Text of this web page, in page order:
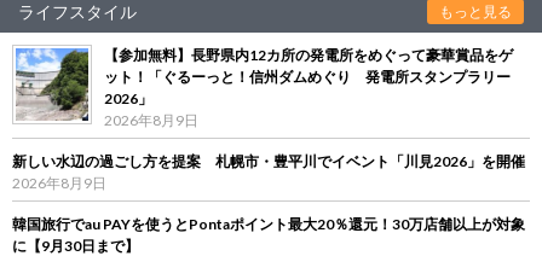
ライフスタイル もっと見る
【参加無料】長野県内12カ所の発電所をめぐって豪華賞品をゲ
ット！「ぐるーっと！信州ダムめぐり 発電所スタンプラリー
2026」
2026年8月9日
新しい水辺の過ごし方を提案 札幌市・豊平川でイベント「川見2026」を開催
2026年8月9日
韓国旅行でau PAYを使うとPontaポイント最大20％還元！30万店舗以上が対象
に【9月30日まで】